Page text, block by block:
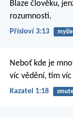
Blaze člověku,
rozumnosti.
Přísloví 3:13
Neboť kde je
víc vědění, tím
Kazatel 1:18